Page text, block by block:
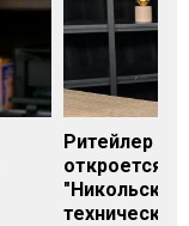
Ритейлер
откроется
технических